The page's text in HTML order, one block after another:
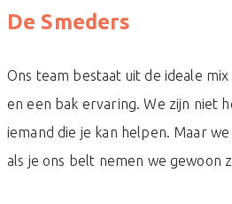
De Smeders
Ons team bestaat uit de ideale
en een bak ervaring. We zijn niet
iemand die je kan helpen. Maar
als je ons belt nemen we gewoon